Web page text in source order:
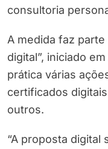
consultoria
A medida faz
digital”, iniciado
prática várias
certificados
outros.
“A proposta digital